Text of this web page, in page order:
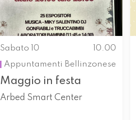
Sabato 10
10.00
Appuntamenti Bellinzonese
Maggio in festa
Arbed Smart Center